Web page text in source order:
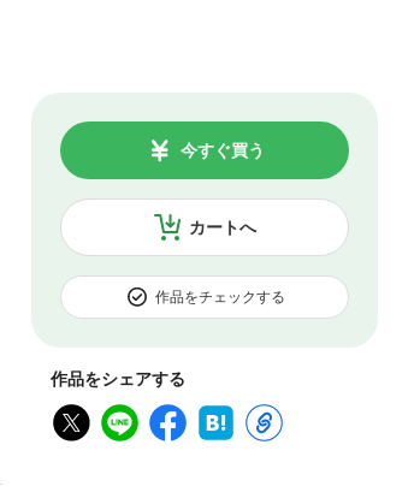
カートへ
今すぐ買う
作品をチェックする
作品をシェアする